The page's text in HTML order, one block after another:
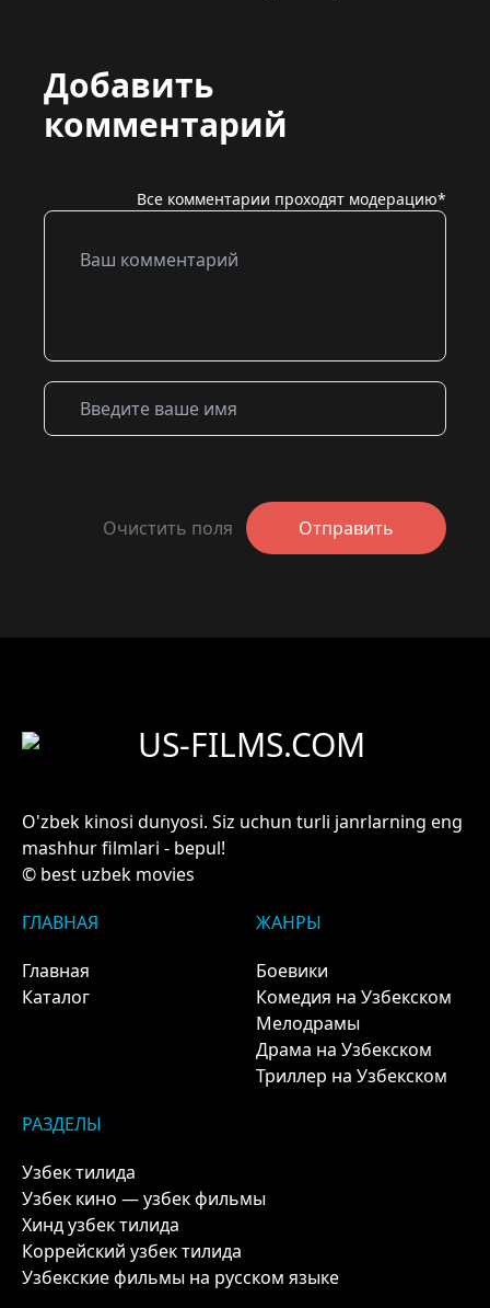
Добавить
комментарий
Все комментарии проходят модерацию*
Очистить поля Отправить
US-FILMS.COM
O'zbek kinosi dunyosi. Siz uchun turli janrlarning eng
mashhur filmlari - bepul!
© best uzbek movies
ГЛАВНАЯ
Главная
Каталог
ЖАНРЫ
Боевики
Комедия на Узбекском
Мелодрамы
Драма на Узбекском
Триллер на Узбекском
РАЗДЕЛЫ
Узбек тилида
Узбек кино — узбек фильмы
Хинд узбек тилида
Коррейский узбек тилида
Узбекские фильмы на русском языке